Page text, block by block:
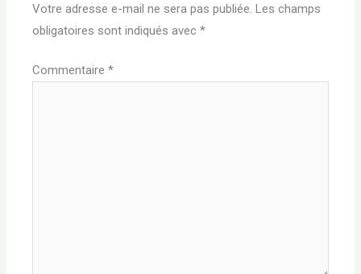
Votre adresse e-mail ne sera pas publiée. Les champs
obligatoires sont indiqués avec*
Commentaire*